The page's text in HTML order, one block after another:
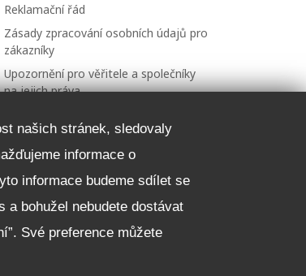
Reklamační řád
Zásady zpracování osobních údajů pro
zákazníky
Upozornění pro věřitele a společníky
na jejich práva
NEZÁVAZNĚ POPTAT VŮZ
našich stránek, sledovaly
informace o
informace budeme sdílet se
a bohužel nebudete dostávat
Své preference můžete